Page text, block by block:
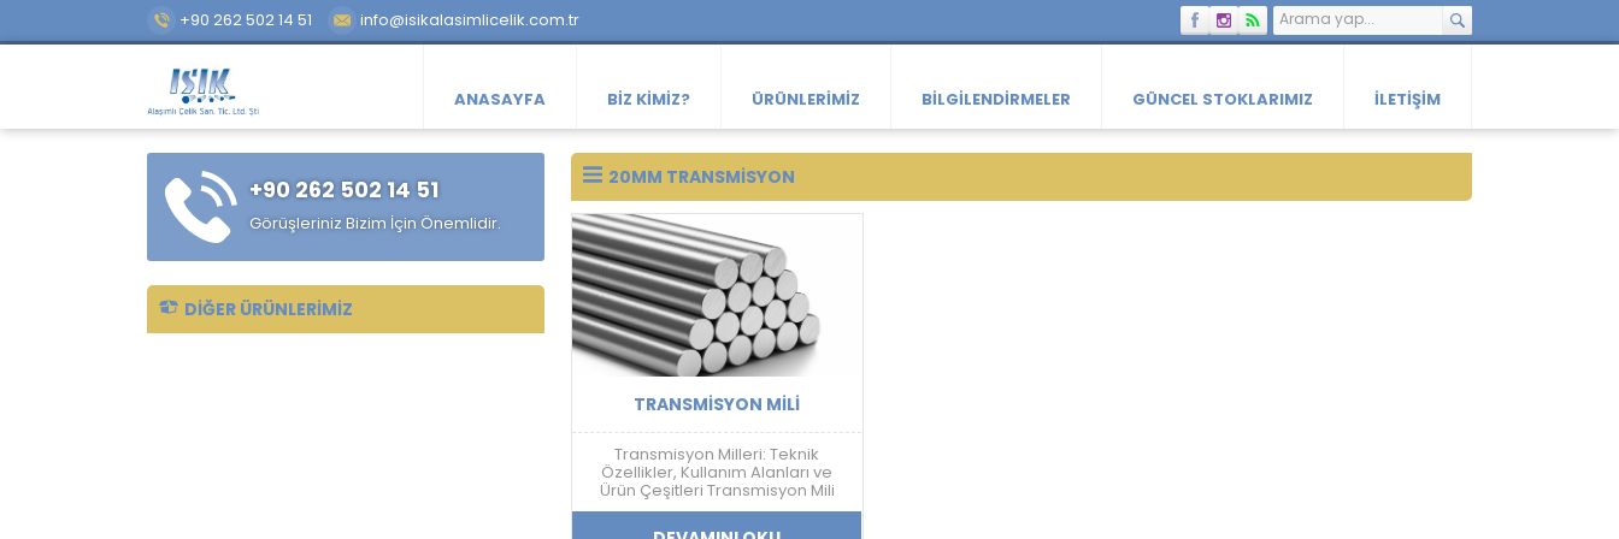
+90 262 502 14 51 info@isikalasimlicelik.com.tr
ANASAYFA BIZ KIMIZ? ÜRÜNLERIMIZ BILGILENDIRMELER GÜNCEL STOKLARIMIZ İLETIŞIM
20MM TRANSMISYON
TRANSMISYON MILI
Transmisyon Milleri: Teknik
Özellikler, Kullanım Alanları ve
Ürün Çeşitleri Transmisyon Mili
Nedir? Transmisyon mili; mekanik
güç aktarımı, doğrusal hareket
+90 262 502 14 51
Görüşleriniz Bizim İçin Önemlidir.
DIĞER ÜRÜNLERIMIZ